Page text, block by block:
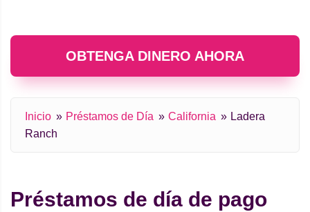
OBTENGA DINERO AHORA
Inicio Préstamos de Día California
Ladera
Ranch
Préstamos de día de pago